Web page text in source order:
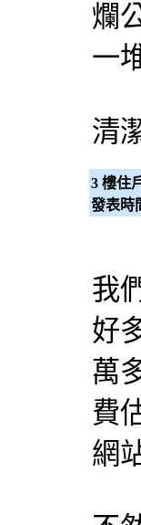
爛
一
清
3 樓住
發表時
我
好
萬
費
網